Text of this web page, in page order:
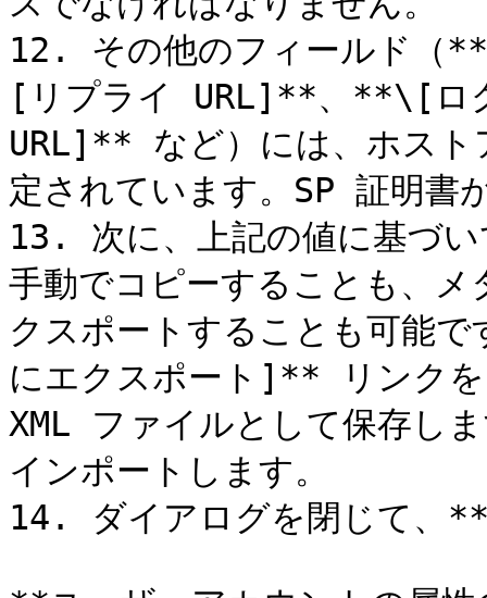
12. その他のフィールド
[リプライ URL]**、**\[ロ
URL]** など）には、ホスト
定されています。SP 証明書
13. 次に、上記の値に基づ
手動でコピーすることも、メ
クスポートすることも可能
にエクスポート]** リンクを
XML ファイルとして保存し
インポートします。
14. ダイアログを閉じて